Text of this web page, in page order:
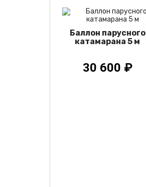
Баллон парусного
катамарана 5 м
30 600 ₽